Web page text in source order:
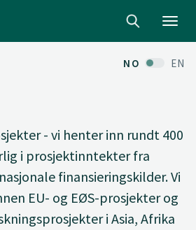
NO EN
- vi henter inn rundt 400
i prosjektinntekter fra
finansieringskilder. Vi
EU- og EØS-prosjekter og
i Asia, Afrika